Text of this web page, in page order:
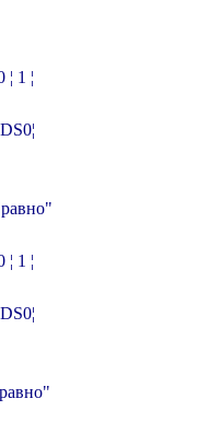
¦ 1 ¦
¦ 1 ¦